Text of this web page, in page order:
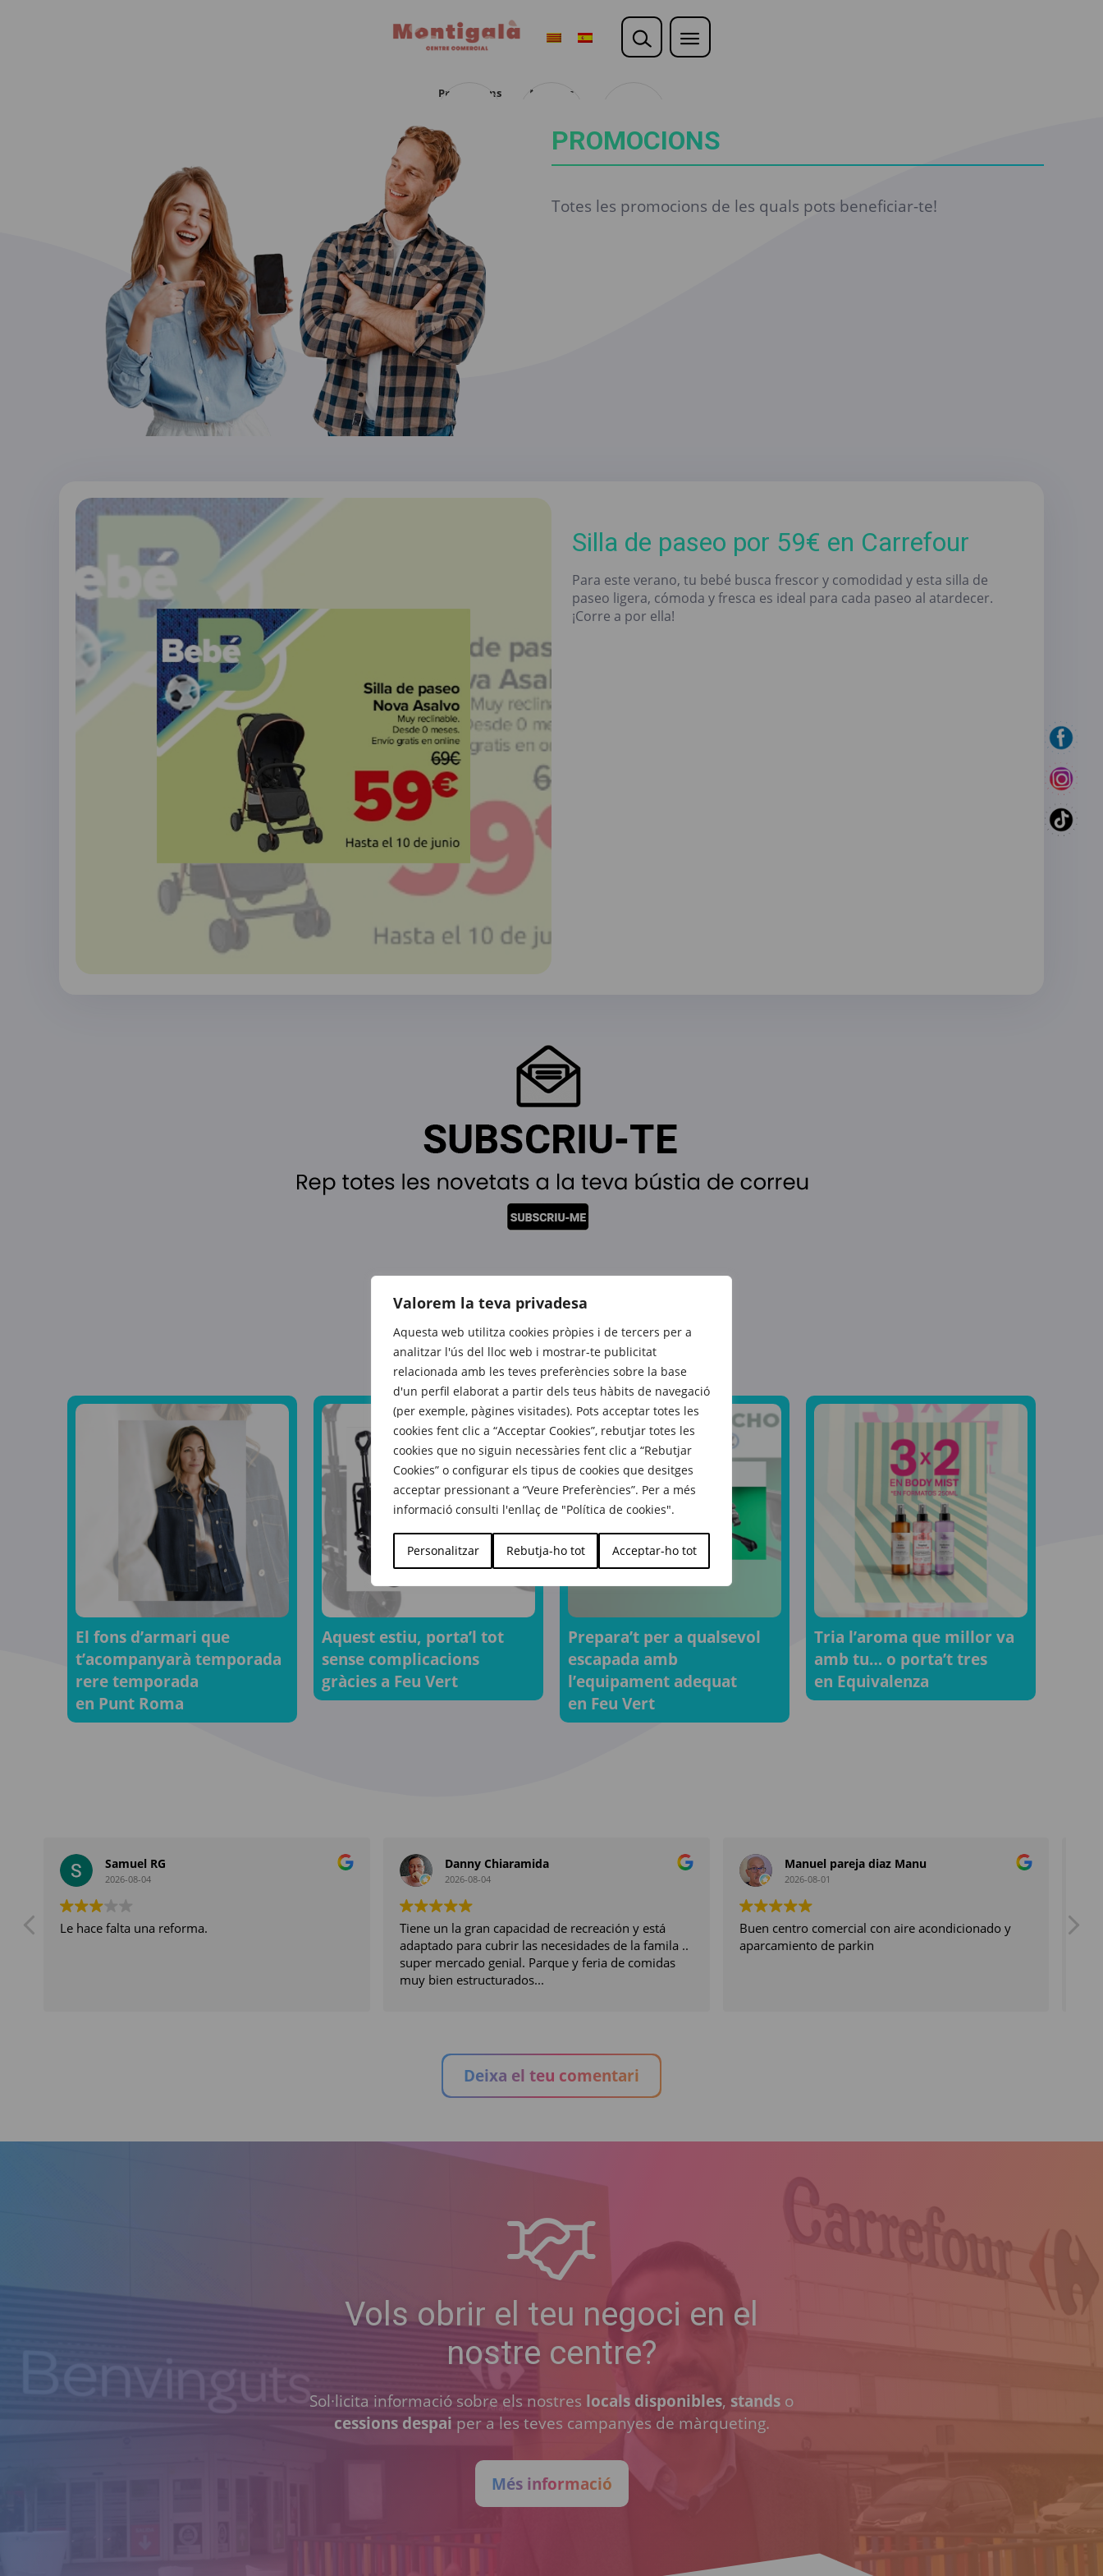
Valorem la teva privadesa
Aquesta web utilitza cookies pròpies i de tercers per a
analitzar l'ús del lloc web i mostrar-te publicitat
relacionada amb les teves preferències sobre la base
d'un perfil elaborat a partir dels teus hàbits de navegació
(per exemple, pàgines visitades). Pots acceptar totes les
cookies fent clic a “Acceptar Cookies”, rebutjar totes les
cookies que no siguin necessàries fent clic a “Rebutjar
Cookies” o configurar els tipus de cookies que desitges
acceptar pressionant a “Veure Preferències”. Per a més
informació consulti l'enllaç de "Política de cookies".
Personalitzar Rebutja-ho tot Acceptar-ho tot
Promocions Noticies
PROMOCIONS
Totes les promocions de les quals pots beneficiar-te!
Silla de paseo por 59€ en Carrefour
Para este verano, tu bebé busca frescor y comodidad y esta silla de
paseo ligera, cómoda y fresca es ideal para cada paseo al atardecer.
¡Corre a por ella!
També et poden interessar
El fons d’armari que
t’acompanyarà temporada
rere temporada
en Punt Roma
Aquest estiu, porta’l tot
sense complicacions
gràcies a Feu Vert
Prepara’t per a qualsevol
escapada amb
l’equipament adequat
en Feu Vert
Tria l’aroma que millor va
amb tu… o porta’t tres
en Equivalenza
Samuel RG
2026-08-04
Le hace falta una reforma.
Danny Chiaramida
2026-08-04
Tiene un la gran capacidad de recreación y está
adaptado para cubrir las necesidades de la famila ..
super mercado genial. Parque y feria de comidas
muy bien estructurados...
Manuel pareja diaz Manu
2026-08-01
Buen centro comercial con aire acondicionado y
aparcamiento de parkin
Deixa el teu comentari
Vols obrir el teu negoci en el
nostre centre?
Sol·licita informació sobre els nostres locals disponibles, stands o
cessions despai per a les teves campanyes de màrqueting.
Més informació